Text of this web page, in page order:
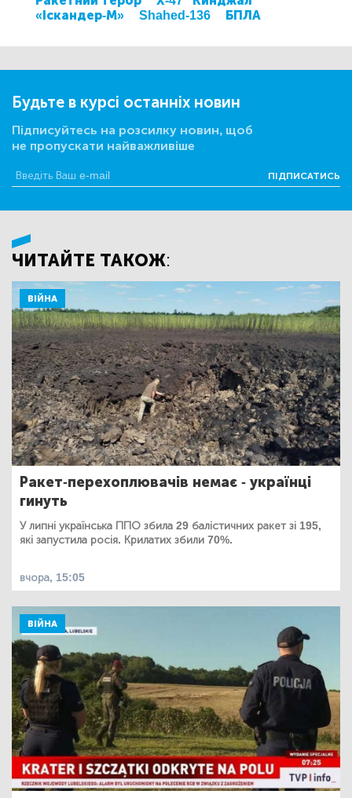
«Іскандер-М»
Shahed-136 БПЛА
Будьте в курсі останніх новин
Підписуйтесь на розсилку новин, щоб
не пропускати найважливіше
ПІДПИСАТИСЬ
ЧИТАЙТЕ ТАКОЖ:
ВІЙНА
Ракет-перехоплювачів немає - українці
гинуть
У липні українська ППО збила 29 балістичних ракет зі 195,
які запустила росія. Крилатих збили 70%.
вчора, 15:05
ВІЙНА